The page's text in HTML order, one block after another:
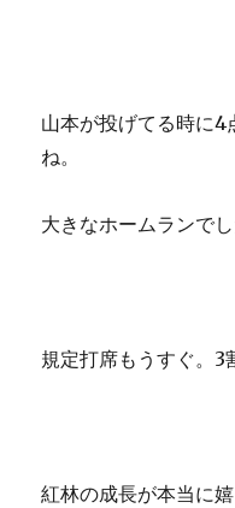
山本が投げてる時に4
ね。
大きなホームランでし
規定打席もうすぐ。3
紅林の成長が本当に嬉